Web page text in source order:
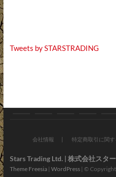
Tweets by STARSTRADING
ら
せ
ロ
グ
イ
ク
パ
ン
ラ
イ
会社情報 特定商取引に関す
Stars Trading Ltd. | 株式会社スタ
Theme Freesia| WordPress| © Copyright